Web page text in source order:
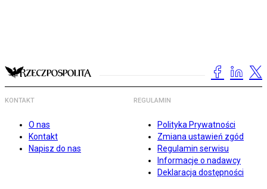
KONTAKT
O nas
Kontakt
Napisz do nas
REGULAMIN
Polityka Prywatności
Zmiana ustawień zgód
Regulamin serwisu
Informacje o nadawcy
Deklaracja dostępności